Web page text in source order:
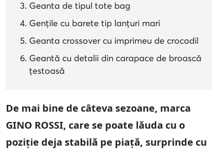
Geanta de tipul tote bag
Gențile cu barete tip lanțuri mari
Geanta crossover cu imprimeu de crocodil
Geantă cu detalii din carapace de broască
țestoasă
De mai bine de câteva sezoane, marca
GINO ROSSI, care se poate lăuda cu o
poziție deja stabilă pe piață, surprinde cu